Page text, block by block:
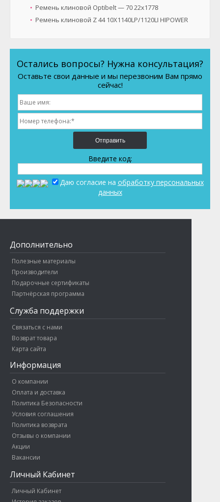
Ремень клиновой Optibelt — 70 22x1778
Ремень клиновой Z 44 10X1140LP/1120LI HIPOWER
Остались вопросы? Нужна консультация?
Оставьте свои данные и мы перезвоним Вам прямо
сейчас!
Отправить
Введите код:
Даю согласие на обработку персональных
данных
Дополнительно
Полезные материалы
Производители
Подарочные сертификаты
Партнёрская программа
Служба поддержки
Связаться с нами
Возврат товара
Карта сайта
Информация
О компании
Оплата и доставка
Политика Безопасности
Условия соглашения
Политика возврата
Отзывы о компании
Акции
Вакансии
Личный Кабинет
Личный Кабинет